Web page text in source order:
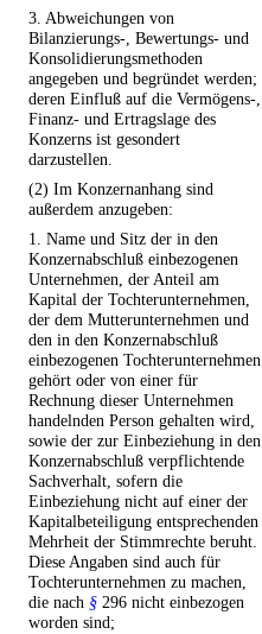
3. Abweichungen von
Bilanzierungs-, Bewertungs- und
Konsolidierungsmethoden
angegeben und begründet werden;
deren Einfluß auf die Vermögens-,
Finanz- und Ertragslage des
Konzerns ist gesondert
darzustellen.
(2) Im Konzernanhang sind
außerdem anzugeben:
1. Name und Sitz der in den
Konzernabschluß einbezogenen
Unternehmen, der Anteil am
Kapital der Tochterunternehmen,
der dem Mutterunternehmen und
den in den Konzernabschluß
einbezogenen Tochterunternehmen
gehört oder von einer für
Rechnung dieser Unternehmen
handelnden Person gehalten wird,
sowie der zur Einbeziehung in den
Konzernabschluß verpflichtende
Sachverhalt, sofern die
Einbeziehung nicht auf einer der
Kapitalbeteiligung entsprechenden
Mehrheit der Stimmrechte beruht.
Diese Angaben sind auch für
Tochterunternehmen zu machen,
die nach § 296 nicht einbezogen
worden sind;